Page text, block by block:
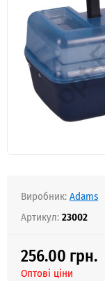
Виробник:Adams
Артикул:23002
256.00 грн.
Оптові ціни